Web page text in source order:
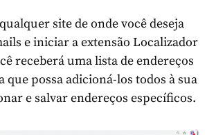
site de onde você deseja
e iniciar a extensão Localizador
receberá uma lista de endereços
que possa adicioná-los todos à sua
e salvar endereços específicos.